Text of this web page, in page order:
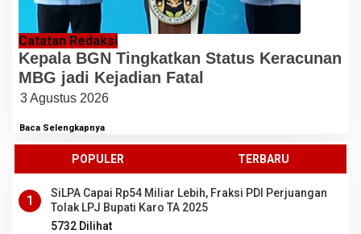
Catatan Redaksi
Kepala BGN Tingkatkan Status Keracunan
MBG jadi Kejadian Fatal
3 Agustus 2026
Baca Selengkapnya
POPULER TERBARU
1
SiLPA Capai Rp54 Miliar Lebih, Fraksi PDI Perjuangan
Tolak LPJ Bupati Karo TA 2025
5732 Dilihat